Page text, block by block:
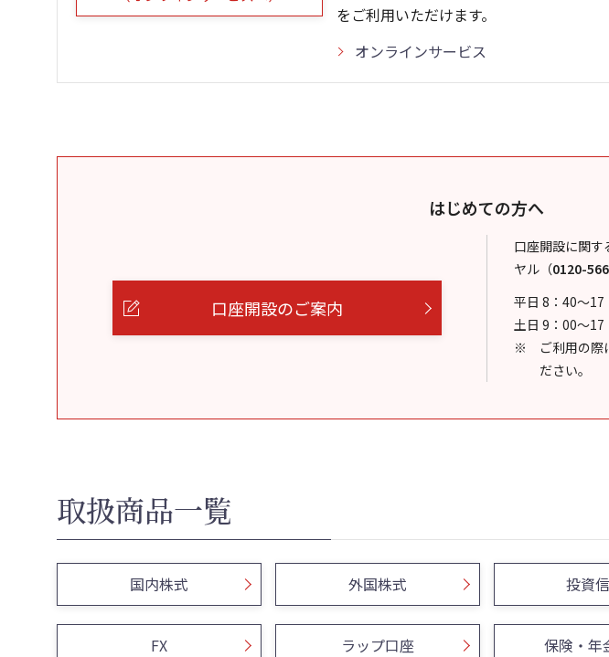
をご利用いただけます。
オンラインサービス
はじめての方へ
口座開設のご案内
口座開設に関す
ヤル （0120-
平日 8：40～17
土日 9：00～17
ご利用の際
ださい。
取扱商品一覧
国内株式 外国株式 投資
FX ラップ口座 保険・年